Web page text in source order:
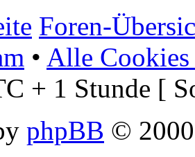
Foren-
• Alle Cookies
+ 1 Stunde [
phpBB ©